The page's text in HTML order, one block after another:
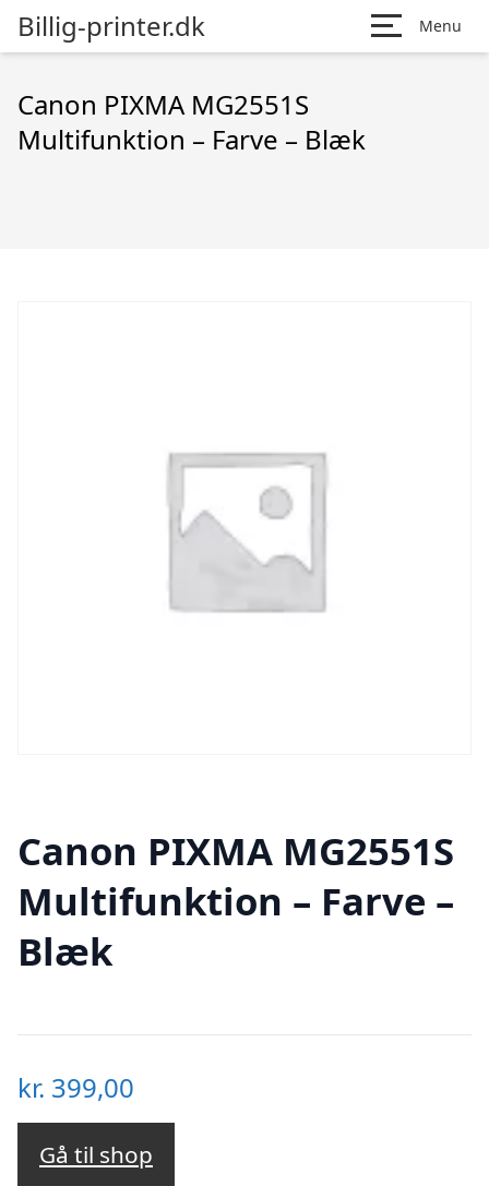
Billig-printer.dk Menu
Canon PIXMA MG2551S
Multifunktion – Farve – Blæk
Canon PIXMA MG2551S
Multifunktion – Farve –
Blæk
kr. 399,00
Gå til shop